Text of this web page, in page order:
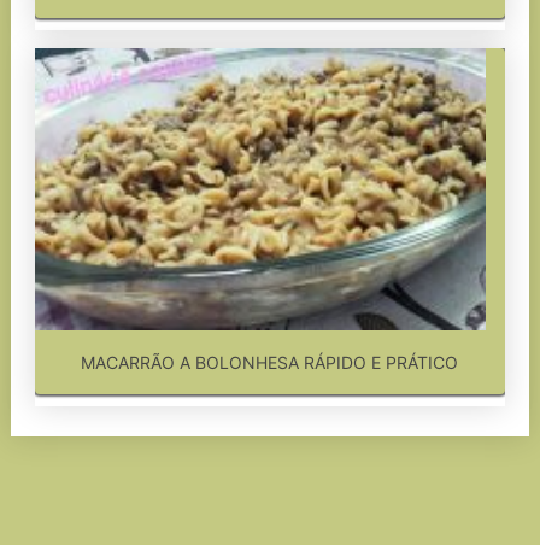
MACARRÃO A BOLONHESA RÁPIDO E PRÁTICO